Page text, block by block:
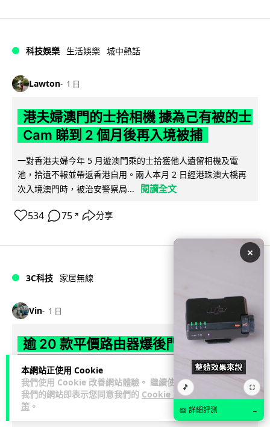
本網站正使用 Cookie
我們使用 Cookie 改善網站體驗。 繼續使用
我們的網站即表示您同意我們的 Cookie 政
策 。
科技娛樂 生活娛樂 城中熱話
Lawton 1 日
港夫婦澳門的士拾相機 據為己有被的士
Cam 睇到 2 個月後再入境被捕
一對香港夫婦今年 5 月遊澳門乘的士拾獲他人遺留相機及電
池，拾遺不報並帶返香港自用。兩人本月 2 日經港珠澳大橋再
次入境澳門時，被治安警察局...
閱讀全文
534 75 ↗ 分享
3C科技 家居無線
Vin 1 日
逾 20 款平價路由器爆後門 每 35 秒自
動連線回中國 全球 10 萬用家私隱堪憂
網絡安全公司 VulnCheck 揭發中國智博通電子（Zbtlink）生產
的 20 多款路由器內置後門程式「Endlessdoors」（無盡... 閱
×
🎵 ⛶
📖 詳細評測 →